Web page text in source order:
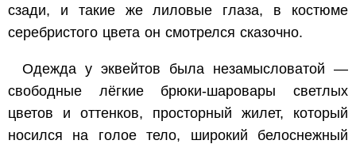
сзади, и такие же лиловые глаза, в костюме
серебристого цвета он смотрелся сказочно.
Одежда у эквейтов была незамысловатой —
свободные лёгкие брюки-шаровары светлых
цветов и оттенков, просторный жилет, который
носился на голое тело, широкий белоснежный